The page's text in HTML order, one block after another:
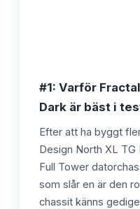
#1: Varför
Dark är bäst i
Efter att ha byggt
Design North XL
Full Tower
som slår en är den
chassit känns